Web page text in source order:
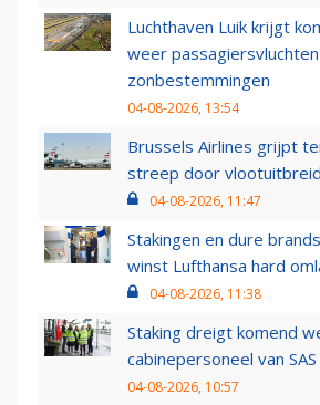
Luchthaven Luik krijgt
weer
zonbestemmingen
04-08-2026, 13:54
Brussels Airlines grijpt
streep door
04-08-2026, 11:47
Stakingen en dure
winst Lufthansa hard
04-08-2026, 11:38
Staking dreigt komend
cabinepersoneel van
04-08-2026, 10:57